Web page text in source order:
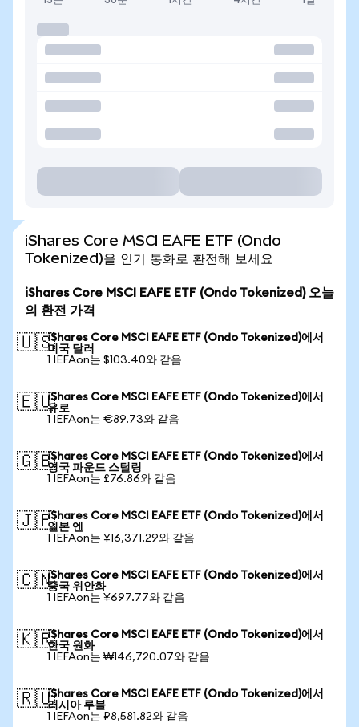
iShares Core MSCI EAFE ETF (Ondo
Tokenized)을 인기 통화로 환전해 보세요
iShares Core MSCI EAFE ETF (Ondo Tokenized) 오늘
의 환전 가격
🇺🇸iShares Core MSCI EAFE ETF (Ondo Tokenized)에서
미국 달러
1 IEFAon는 $103.40와 같음
🇪🇺iShares Core MSCI EAFE ETF (Ondo Tokenized)에서
유로
1 IEFAon는 €89.73와 같음
🇬🇧iShares Core MSCI EAFE ETF (Ondo Tokenized)에서
영국 파운드 스털링
1 IEFAon는 £76.86와 같음
🇯🇵iShares Core MSCI EAFE ETF (Ondo Tokenized)에서
일본 엔
1 IEFAon는 ¥16,371.29와 같음
🇨🇳iShares Core MSCI EAFE ETF (Ondo Tokenized)에서
중국 위안화
1 IEFAon는 ¥697.77와 같음
🇰🇷iShares Core MSCI EAFE ETF (Ondo Tokenized)에서
한국 원화
1 IEFAon는 ₩146,720.07와 같음
🇷🇺iShares Core MSCI EAFE ETF (Ondo Tokenized)에서
러시아 루블
1 IEFAon는 ₽8,581.82와 같음